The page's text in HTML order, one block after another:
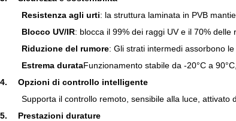
Resistenza agli urti: la struttura laminata in PVB
Blocco UV/IR: blocca il 99% dei raggi UV e il 70%
Riduzione del rumore: Gli strati intermedi assorbono
Estrema durataFunzionamento stabile da -20°C a
4.
Opzioni di controllo intelligente
Supporta il controllo remoto, sensibile alla luce, attivato
5.
Prestazioni durature